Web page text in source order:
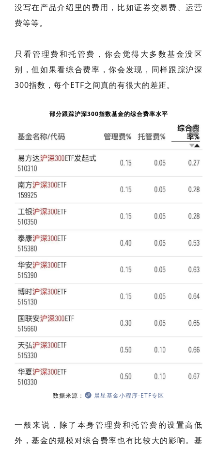
没写在产品介绍里的费用，比如证券交易费、运营
费等等。
只看管理费和托管费，你会觉得大多数基金没区
别，但如果看综合费率，你会发现，同样跟踪沪深
300指数，每个ETF之间真的有很大的差距。
部分跟踪沪深300指数基金的综合费率水平
数据来源： 晨星基金小程序-ETF专区
一般来说，除了本身管理费和托管费的设置高低
外，基金的规模对综合费率也有比较大的影响。基